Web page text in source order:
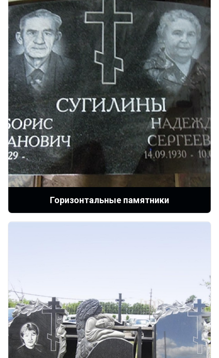
Горизонтальные памятники